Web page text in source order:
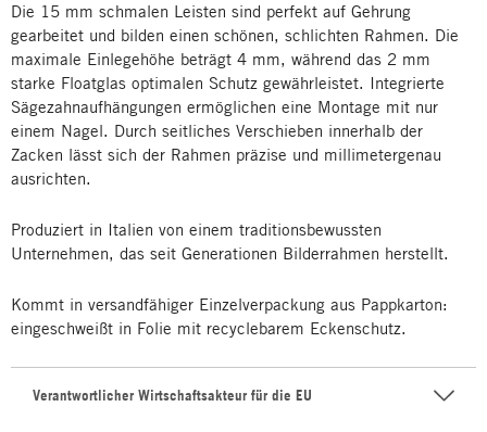
Die 15 mm schmalen Leisten sind perfekt auf Gehrung
gearbeitet und bilden einen schönen, schlichten Rahmen. Die
maximale Einlegehöhe beträgt 4 mm, während das 2 mm
starke Floatglas optimalen Schutz gewährleistet. Integrierte
Sägezahnaufhängungen ermöglichen eine Montage mit nur
einem Nagel. Durch seitliches Verschieben innerhalb der
Zacken lässt sich der Rahmen präzise und millimetergenau
ausrichten.
Produziert in Italien von einem traditionsbewussten
Unternehmen, das seit Generationen Bilderrahmen herstellt.
Kommt in versandfähiger Einzelverpackung aus Pappkarton:
eingeschweißt in Folie mit recyclebarem Eckenschutz.
Verantwortlicher Wirtschaftsakteur für die EU